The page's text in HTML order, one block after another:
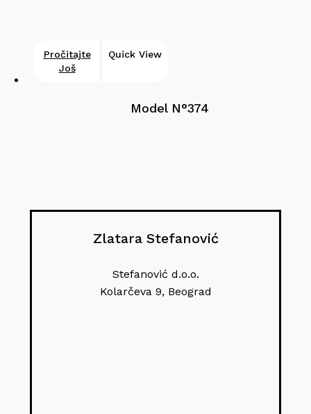
Pročitajte
Još
Quick View
Model N°374
Zlatara Stefanović
Stefanović d.o.o.
Kolarčeva 9, Beograd